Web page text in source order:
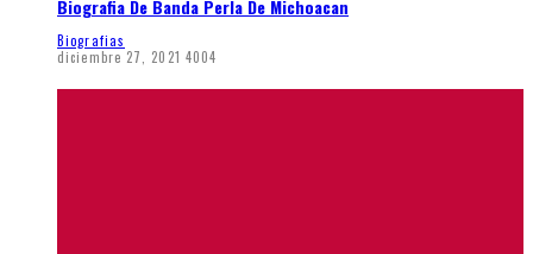
Biografia De Banda Perla De Michoacan
Biografias
diciembre 27, 2021 4004